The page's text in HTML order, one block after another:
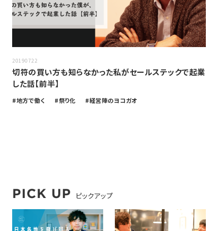
20190722
切符の買い方も知らなかった私がセールステックで起業
した話【前半】
地方で働く 祭り化 経営陣のヨコガオ
ピックアップ